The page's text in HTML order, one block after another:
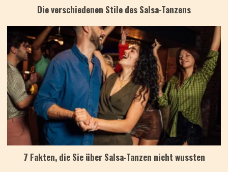
Die verschiedenen Stile des Salsa-Tanzens
7 Fakten, die Sie über Salsa-Tanzen nicht wussten